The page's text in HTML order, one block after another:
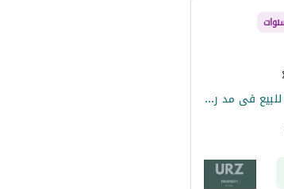
للبيع بسعر لقطه شاليه VIP متشطب بالتكيفات للبيع فى مد راس الحكمه أرقى منتجع بـ الساحل الشمالى بجوار هاسيندا و سوان ليك بالقرب من ازها لافيستا